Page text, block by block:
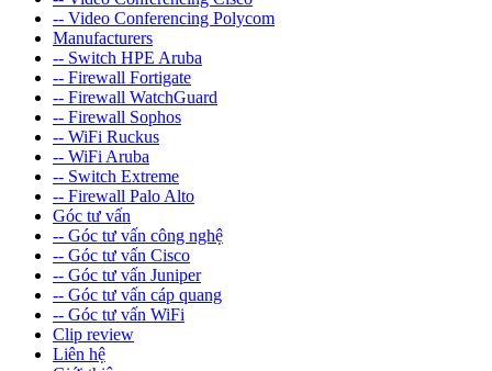
-- Video Conferencing Polycom
Manufacturers
-- Switch HPE Aruba
-- Firewall Fortigate
-- Firewall WatchGuard
-- Firewall Sophos
-- WiFi Ruckus
-- WiFi Aruba
-- Switch Extreme
-- Firewall Palo Alto
Góc tư vấn
-- Góc tư vấn công nghệ
-- Góc tư vấn Cisco
-- Góc tư vấn Juniper
-- Góc tư vấn cáp quang
-- Góc tư vấn WiFi
Clip review
Liên hệ